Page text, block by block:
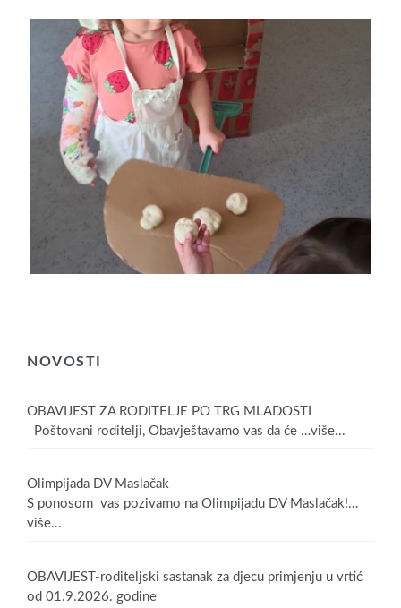
NOVOSTI
OBAVIJEST ZA RODITELJE PO TRG MLADOSTI
Poštovani roditelji, Obavještavamo vas da će …više...
Olimpijada DV Maslačak
S ponosom vas pozivamo na Olimpijadu DV Maslačak!…
više...
OBAVIJEST-roditeljski sastanak za djecu primjenju u vrtić
od 01.9.2026. godine